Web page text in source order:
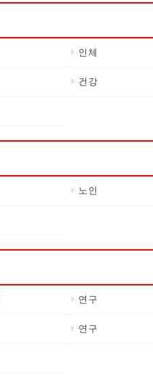
인체
건강
노인
연구
연구